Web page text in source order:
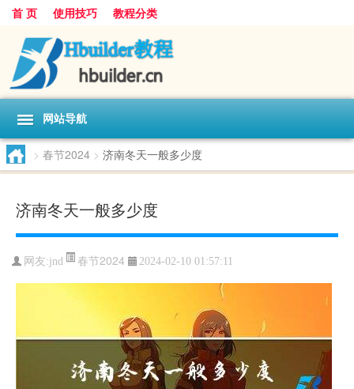
首 页 使用技巧 教程分类
网站导航
> 春节2024 > 济南冬天一般多少度
济南冬天一般多少度
网友:jnd 春节2024 2024-02-10 01:57:11